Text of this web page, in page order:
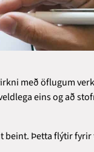
með öflugum
eins og að
Þetta flýtir